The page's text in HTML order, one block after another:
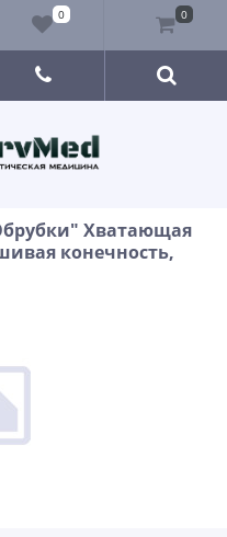
Хватающая
конечность,
0 0